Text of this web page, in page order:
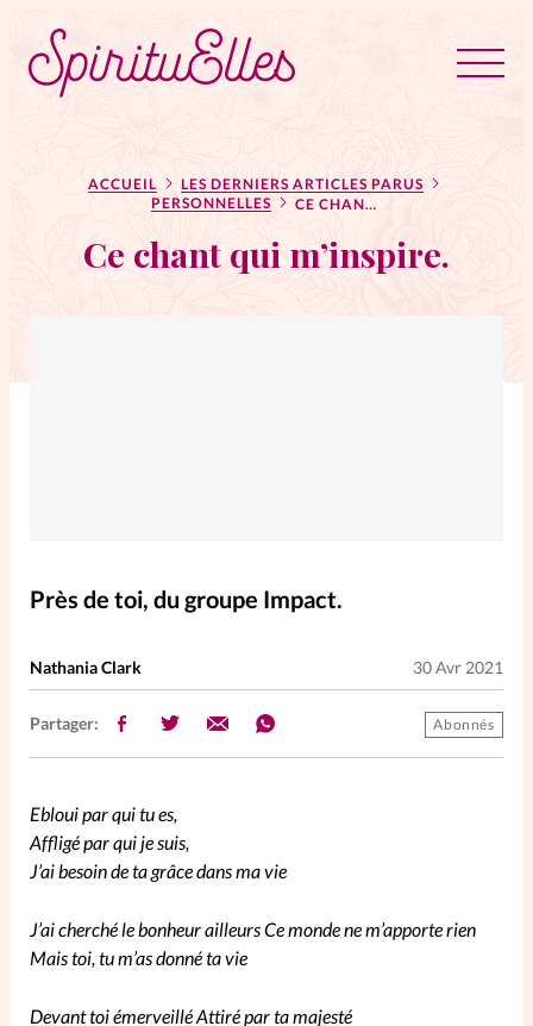
Tous les articles
Actus
Actus au féminin
La Bible au féminin
PersonnElles
RelationnElles
ACCUEIL
LES DERNIERS ARTICLES PARUS
PERSONNELLES
CE CHANT QUI M’INSPIRE.
Ce chant qui m’inspire.
Près de toi, du groupe Impact.
Nathania Clark 30 Avr 2021
Partager: Abonnés
Ebloui par qui tu es,
Affligé par qui je suis,
J’ai besoin de ta grâce dans ma vie
J’ai cherché le bonheur ailleurs Ce monde ne m’apporte rien
Mais toi, tu m’as donné ta vie
Devant toi émerveillé Attiré par ta majesté